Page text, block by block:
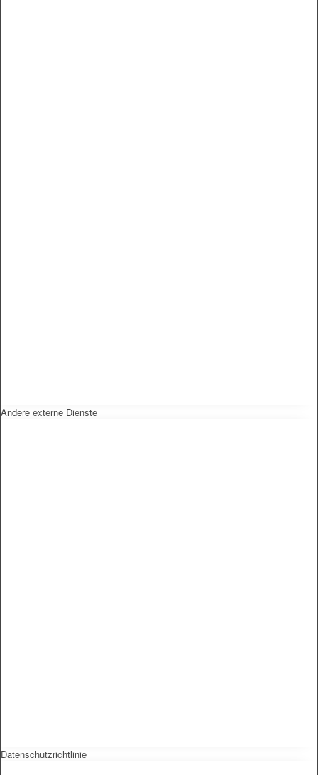
Andere externe Dienste
Datenschutzrichtlinie